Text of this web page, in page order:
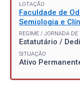
LOTAÇÃO
Faculdade de
Semiologia e
REGIME / JORNADA DE
Estatutário /
SITUAÇÃO
Ativo